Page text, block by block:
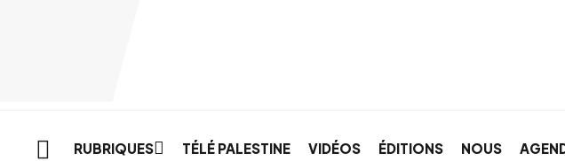
RUBRIQUES TÉLÉ PALESTINE VIDÉOS ÉDITIONS NOUS